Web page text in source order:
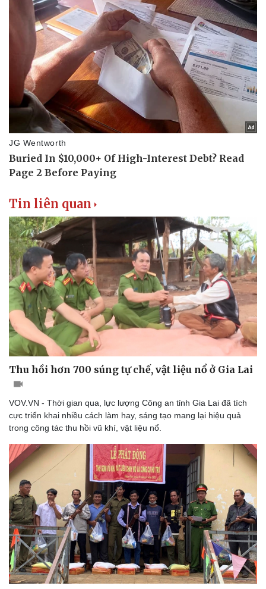
Thể thao
Bóng đá
Lịch thi đấu bóng đá
Thế giới thể thao
eSports
Hậu trường
Ô tô - Xe máy
Ô tô
Xe máy
Tư vấn
Tin liên quan
Thu hồi hơn 700 súng tự chế, vật liệu nổ ở Gia Lai
VOV.VN - Thời gian qua, lực lượng Công an tỉnh Gia Lai đã tích
cực triển khai nhiều cách làm hay, sáng tạo mang lại hiệu quả
trong công tác thu hồi vũ khí, vật liệu nổ.